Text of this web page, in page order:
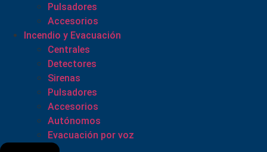
Pulsadores
Accesorios
Incendio y Evacuación
Centrales
Detectores
Sirenas
Pulsadores
Accesorios
Autónomos
Evacuación por voz